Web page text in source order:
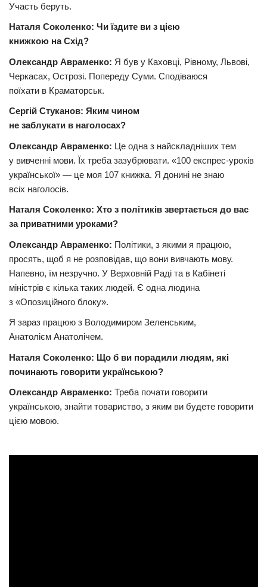
Участь беруть.
Наталя Соколенко: Чи їздите ви з цією
книжкою на Схід?
Олександр Авраменко: Я був у Каховці, Рівному, Львові,
Черкасах, Острозі. Попереду Суми. Сподіваюся
поїхати в Краматорськ.
Сергій Стуканов: Яким чином
не заблукати в наголосах?
Олександр Авраменко: Це одна з найскладніших тем
у вивченні мови. Їх треба зазубрювати. «100 експрес-уроків
української» — це моя 107 книжка. Я донині не знаю
всіх наголосів.
Наталя Соколенко: Хто з політиків звертається до вас
за приватними уроками?
Олександр Авраменко: Політики, з якими я працюю,
просять, щоб я не розповідав, що вони вивчають мову.
Напевно, їм незручно. У Верховній Раді та в Кабінеті
міністрів є кілька таких людей. Є одна людина
з «Опозиційного блоку».
Я зараз працюю з Володимиром Зеленським,
Анатолієм Анатолічем.
Наталя Соколенко: Що б ви порадили людям, які
починають говорити українською?
Олександр Авраменко: Треба почати говорити
українською, знайти товариство, з яким ви будете говорити
цією мовою.